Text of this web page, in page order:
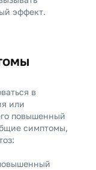
эффект.
в
или
повышенный
симптомы,